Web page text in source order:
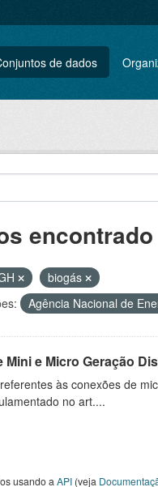
de dados
encontrado
biogás
Agência Nacional de
e Micro Geração
às conexões de
no art....
usando a API(veja